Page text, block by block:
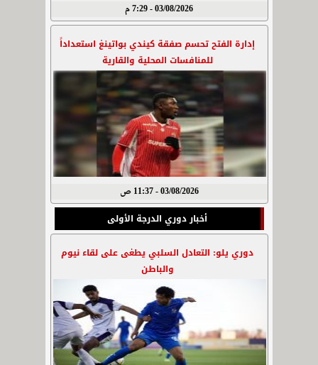
03/08/2026 - 7:29 م
إدارة الفتح تحسم صفقة كيندي بواتينغ استعداداً
للمنافسات المحلية والقارية
03/08/2026 - 11:37 ص
أخبار دوري الدرجة الأولى
دوري يلو: التعادل السلبي يطغى على لقاء نيوم
والباطن